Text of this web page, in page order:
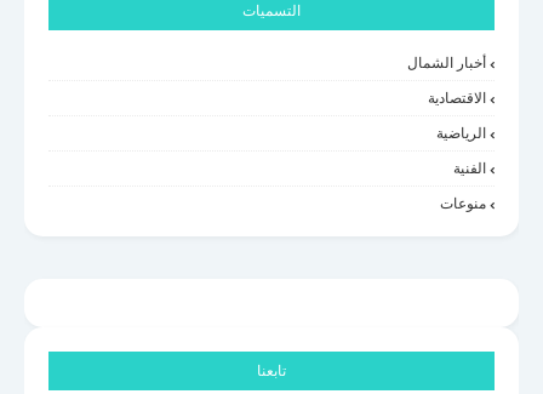
التسميات
أخبار الشمال
الاقتصادية
الرياضية
الفنية
منوعات
تابعنا